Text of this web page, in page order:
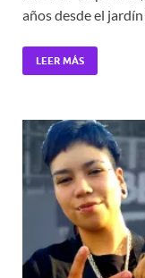
años desde el
LEER MÁS